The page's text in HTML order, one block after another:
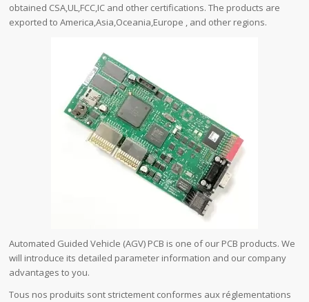
obtained CSA,UL,FCC,IC and other certifications. The products are
exported to America,Asia,Oceania,Europe , and other regions.
Automated Guided Vehicle (AGV) PCB is one of our PCB products. We
will introduce its detailed parameter information and our company
advantages to you.
Tous nos produits sont strictement conformes aux réglementations